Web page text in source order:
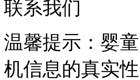
联系我们
温馨提示：婴
机信息的真实性